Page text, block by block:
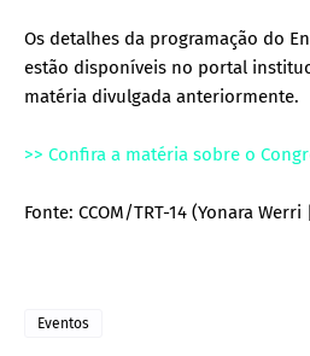
Os detalhes da programação do
estão disponíveis no portal
matéria divulgada anteriormente.
>> Confira a matéria sobre o
Fonte: CCOM/TRT-14 (Yonara
Eventos